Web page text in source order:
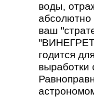
воды,
абсолютно
ваш
годится
выработки